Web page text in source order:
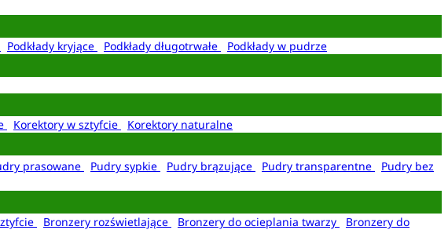
Podkłady kryjące Podkłady długotrwałe
Podkłady w pudrze
Korektory w sztyfcie
Korektory naturalne
prasowane Pudry sypkie Pudry brązujące Pudry transparentne
Pudry bez
Bronzery rozświetlające Bronzery do ocieplania twarzy
Bronzery do